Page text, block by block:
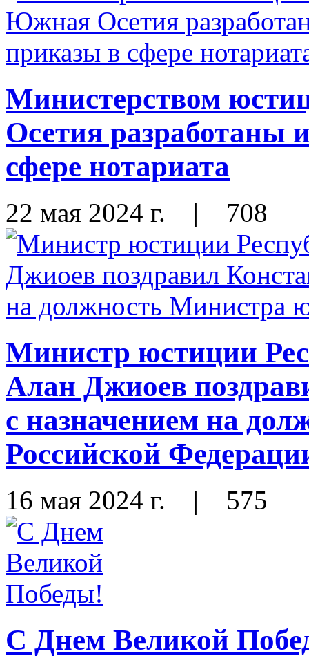
Министерством
Осетия разработаны
сфере нотариата
22 мая 2024 г. | 708
Министр юстиции
Алан Джиоев
с назначением на
Российской
16 мая 2024 г. | 575
С Днем Великой